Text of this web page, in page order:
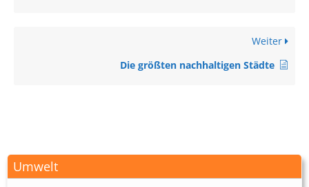
Umwelt
Weiter
Die größten nachhaltigen Städte